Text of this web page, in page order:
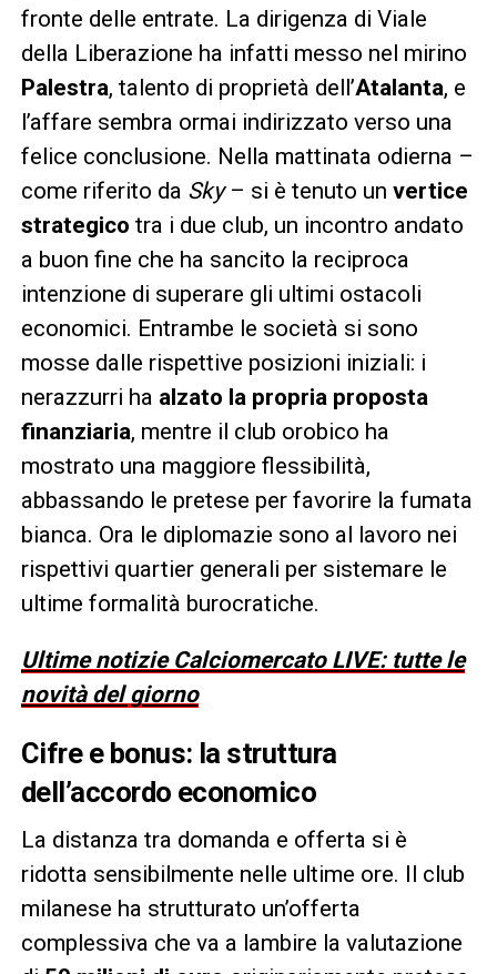
fronte delle entrate. La dirigenza di Viale
della Liberazione ha infatti messo nel mirino
Palestra, talento di proprietà dell’Atalanta, e
l’affare sembra ormai indirizzato verso una
felice conclusione. Nella mattinata odierna –
come riferito da Sky– si è tenuto un vertice
strategico tra i due club, un incontro andato
a buon fine che ha sancito la reciproca
intenzione di superare gli ultimi ostacoli
economici. Entrambe le società si sono
mosse dalle rispettive posizioni iniziali: i
nerazzurri ha alzato la propria proposta
finanziaria, mentre il club orobico ha
mostrato una maggiore flessibilità,
abbassando le pretese per favorire la fumata
bianca. Ora le diplomazie sono al lavoro nei
rispettivi quartier generali per sistemare le
ultime formalità burocratiche.
Ultime notizie Calciomercato LIVE: tutte le
novità del giorno
Cifre e bonus: la struttura
dell’accordo economico
La distanza tra domanda e offerta si è
ridotta sensibilmente nelle ultime ore. Il club
milanese ha strutturato un’offerta
complessiva che va a lambire la valutazione